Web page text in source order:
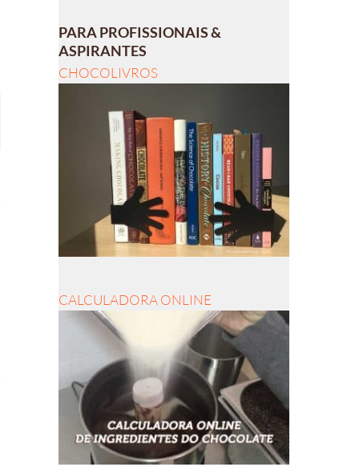
PARA PROFISSIONAIS &
ASPIRANTES
CHOCOLIVROS
CALCULADORA ONLINE